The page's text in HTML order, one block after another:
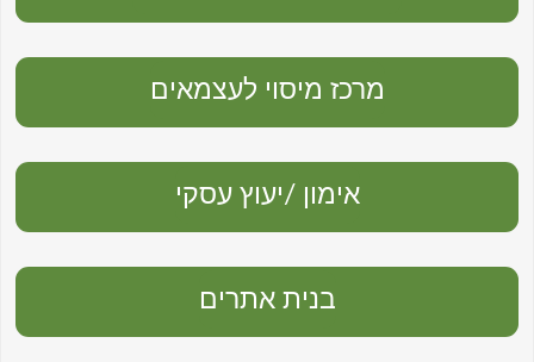
מרכז מיסוי לעצמאים
אימון /יעוץ עסקי
בנית אתרים